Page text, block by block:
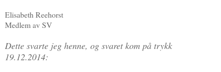
Elisabeth Reehorst
Medlem av SV
Dette svarte jeg henne, og svaret kom på trykk
19.12.2014: